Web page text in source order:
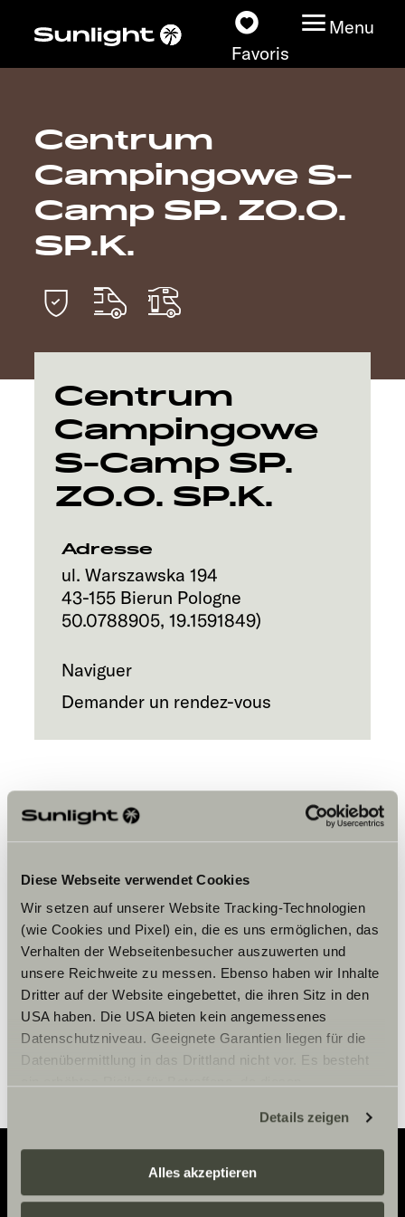
Diese Webseite verwendet Cookies
Wir setzen auf unserer Website Tracking-Technologien
(wie Cookies und Pixel) ein, die es uns ermöglichen, das
Verhalten der Webseitenbesucher auszuwerten und
unsere Reichweite zu messen. Ebenso haben wir Inhalte
Dritter auf der Website eingebettet, die ihren Sitz in den
USA haben. Die USA bieten kein angemessenes
Datenschutzniveau. Geeignete Garantien liegen für die
Datenübermittlung in das Drittland nicht vor. Es besteht
zustehen. Eingesetzte Dienstleister können Daten für
eigene Zwecke verarbeiten und mit anderen Daten
zusammenführen. Weitere Informationen finden Sie hier:
Datenschutzerklärung
Details zeigen
Alles akzeptieren
Favoris
Menu
Nos modèles
Configurateur
Recherchez votre
Nos concessionnaires
Service
Centrum
Campingowe S-
Camp SP. ZO.O.
SP.K.
Centrum
Campingowe
S-Camp SP.
ZO.O. SP.K.
Adresse
ul. Warszawska 194
43-155 Bierun Pologne
50.0788905, 19.1591849)
Naviguer
Demander un rendez-vous
Veuillez accepter les cookies pour
Paramètre des cookies
Adventure